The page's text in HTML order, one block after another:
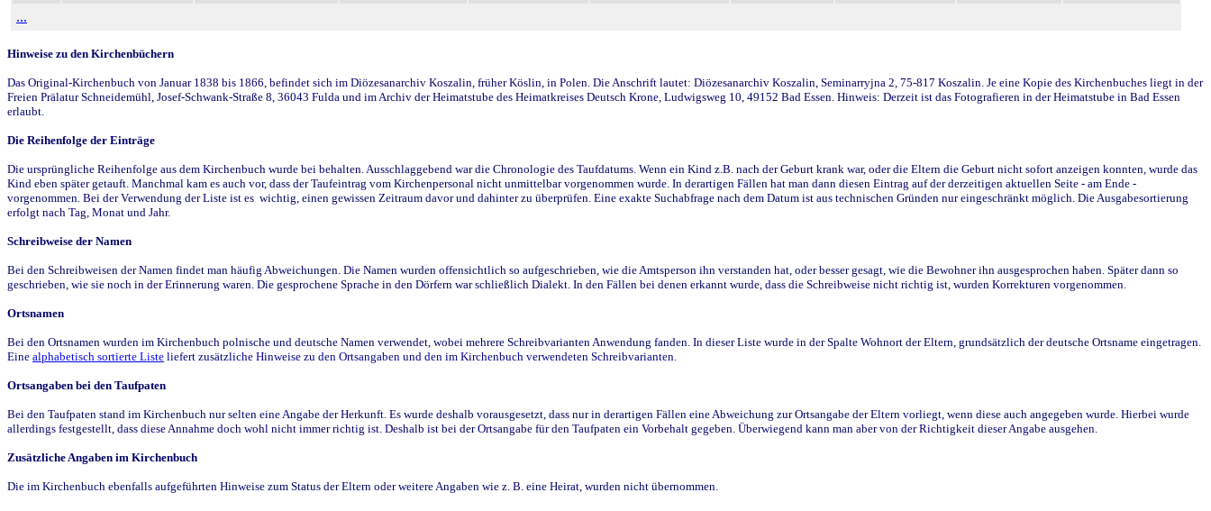
...
Hinweise zu den Kirchenbüchern
Das Original-Kirchenbuch von Januar 1838 bis 1866, befindet sich im Diözesanarchiv Koszalin, früher Köslin, in Polen. Die Anschrift lautet: Diözesanarchiv Koszalin, Seminarryjna 2, 75-817 Koszalin. Je eine Kopie des Kirchenbuches liegt in der
Freien Prälatur Schneidemühl, Josef-Schwank-Straße 8, 36043 Fulda und im Archiv der Heimatstube des Heimatkreises Deutsch Krone, Ludwigsweg 10, 49152 Bad Essen. Hinweis: Derzeit ist das Fotografieren in der Heimatstube in Bad Essen
erlaubt.
Die Reihenfolge der Einträge
Die ursprüngliche Reihenfolge aus dem Kirchenbuch wurde bei behalten. Ausschlaggebend war die Chronologie des Taufdatums. Wenn ein Kind z.B. nach der Geburt krank war, oder die Eltern die Geburt nicht sofort anzeigen konnten, wurde das
Kind eben später getauft. Manchmal kam es auch vor, dass der Taufeintrag vom Kirchenpersonal nicht unmittelbar vorgenommen wurde. In derartigen Fällen hat man dann diesen Eintrag auf der derzeitigen aktuellen Seite - am Ende -
vorgenommen. Bei der Verwendung der Liste ist es wichtig, einen gewissen Zeitraum davor und dahinter zu überprüfen. Eine exakte Suchabfrage nach dem Datum ist aus technischen Gründen nur eingeschränkt möglich. Die Ausgabesortierung
erfolgt nach Tag, Monat und Jahr.
Schreibweise der Namen
Bei den Schreibweisen der Namen findet man häufig Abweichungen. Die Namen wurden offensichtlich so aufgeschrieben, wie die Amtsperson ihn verstanden hat, oder besser gesagt, wie die Bewohner ihn ausgesprochen haben. Später dann so
geschrieben, wie sie noch in der Erinnerung waren. Die gesprochene Sprache in den Dörfern war schließlich Dialekt. In den Fällen bei denen erkannt wurde, dass die Schreibweise nicht richtig ist, wurden Korrekturen vorgenommen.
Ortsnamen
Bei den Ortsnamen wurden im Kirchenbuch polnische und deutsche Namen verwendet, wobei mehrere Schreibvarianten Anwendung fanden. In dieser Liste wurde in der Spalte Wohnort der Eltern, grundsätzlich der deutsche Ortsname eingetragen.
Eine alphabetisch sortierte Liste liefert zusätzliche Hinweise zu den Ortsangaben und den im Kirchenbuch verwendeten Schreibvarianten.
Ortsangaben bei den Taufpaten
Bei den Taufpaten stand im Kirchenbuch nur selten eine Angabe der Herkunft. Es wurde deshalb vorausgesetzt, dass nur in derartigen Fällen eine Abweichung zur Ortsangabe der Eltern vorliegt, wenn diese auch angegeben wurde. Hierbei wurde
allerdings festgestellt, dass diese Annahme doch wohl nicht immer richtig ist. Deshalb ist bei der Ortsangabe für den Taufpaten ein Vorbehalt gegeben. Überwiegend kann man aber von der Richtigkeit dieser Angabe ausgehen.
Zusätzliche Angaben im Kirchenbuch
Die im Kirchenbuch ebenfalls aufgeführten Hinweise zum Status der Eltern oder weitere Angaben wie z. B. eine Heirat, wurden nicht übernommen.